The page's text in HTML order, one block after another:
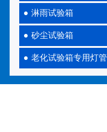
淋雨试验箱
砂尘试验箱
老化试验箱专用灯管